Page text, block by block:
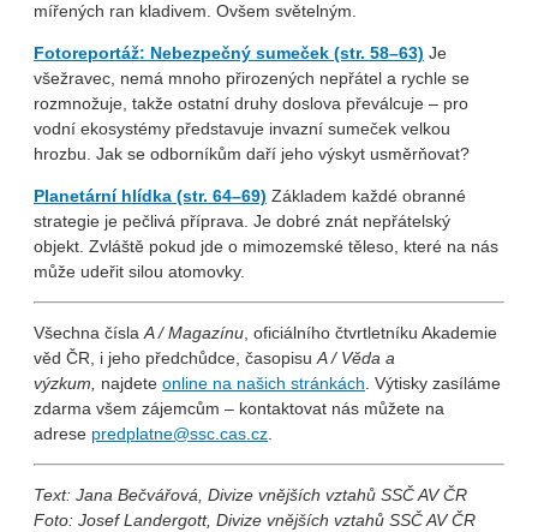
mířených ran kladivem. Ovšem světelným.
Fotoreportáž: Nebezpečný sumeček (str. 58–63) Je
všežravec, nemá mnoho přirozených nepřátel a rychle se
rozmnožuje, takže ostatní druhy doslova převálcuje – pro
vodní ekosystémy představuje invazní sumeček velkou
hrozbu. Jak se odborníkům daří jeho výskyt usměrňovat?
Planetární hlídka (str. 64–69) Základem každé obranné
strategie je pečlivá příprava. Je dobré znát nepřátelský
objekt. Zvláště pokud jde o mimozemské těleso, které na nás
může udeřit silou atomovky.
Všechna číslaA / Magazínu, oficiálního čtvrtletníku Akademie
věd ČR, i jeho předchůdce, časopisuA / Věda a
výzkum, najdete online na našich stránkách. Výtisky zasíláme
zdarma všem zájemcům – kontaktovat nás můžete na
adrese predplatne@ssc.cas.cz.
Text: Jana Bečvářová, Divize vnějších vztahů SSČ AV ČR
Foto: Josef Landergott, Divize vnějších vztahů SSČ AV ČR